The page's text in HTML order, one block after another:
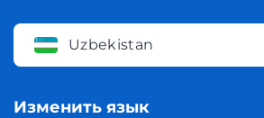
Uzbekistan
Изменить язык